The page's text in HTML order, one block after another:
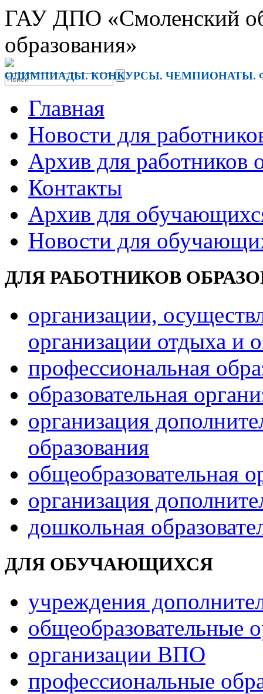
ГАУ ДПО «Смоленский
образования»
ОЛИМПИАДЫ. КОНКУРСЫ. ЧЕМПИОНАТЫ.
Главная
Новости для
Архив для работников
Контакты
Архив для
Новости для
ДЛЯ РАБОТНИКОВ
организации,
организации отдыха и
профессиональная
образовательная
организация
образования
общеобразовательная
организация
дошкольная
ДЛЯ ОБУЧАЮЩИХСЯ
учреждения
общеобразовательные
организации ВПО
профессиональные